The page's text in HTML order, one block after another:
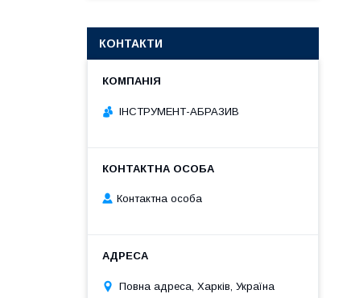
КОНТАКТИ
ІНСТРУМЕНТ-АБРАЗИВ
Контактна особа
Повна адреса, Харків, Україна